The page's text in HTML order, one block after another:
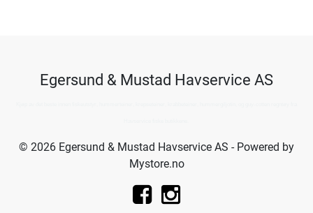
Egersund & Mustad Havservice AS
© 2026 Egersund & Mustad Havservice AS - Powered by
Mystore.no